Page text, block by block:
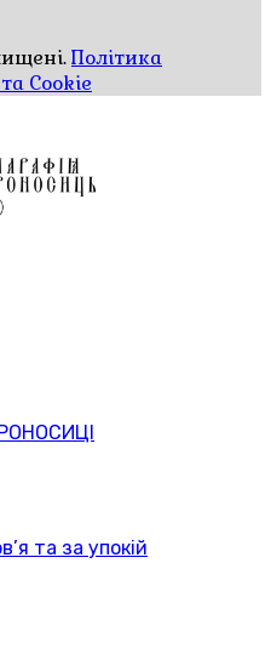
Політика
Cookie
та за упокій